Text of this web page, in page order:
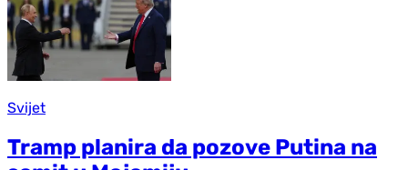
Svijet
Tramp planira da pozove Putina na